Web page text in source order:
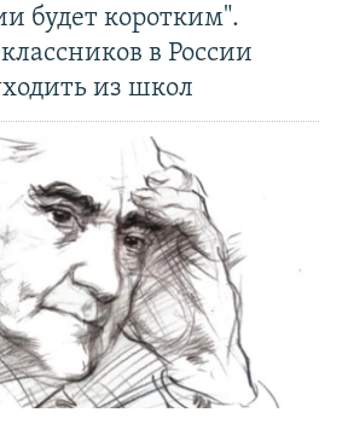
будет коротким".
в России
из школ